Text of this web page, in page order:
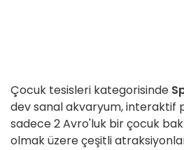
Çocuk tesisleri kategorisinde
dev sanal akvaryum, interaktif
sadece 2 Avro'luk bir çocuk
olmak üzere çeşitli